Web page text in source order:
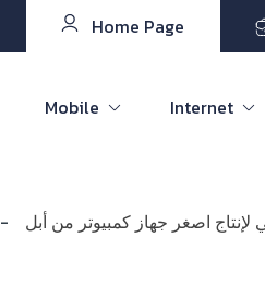
Home Page
Mobile Internet
- اصغر جهاز كمبيوتر من أبل